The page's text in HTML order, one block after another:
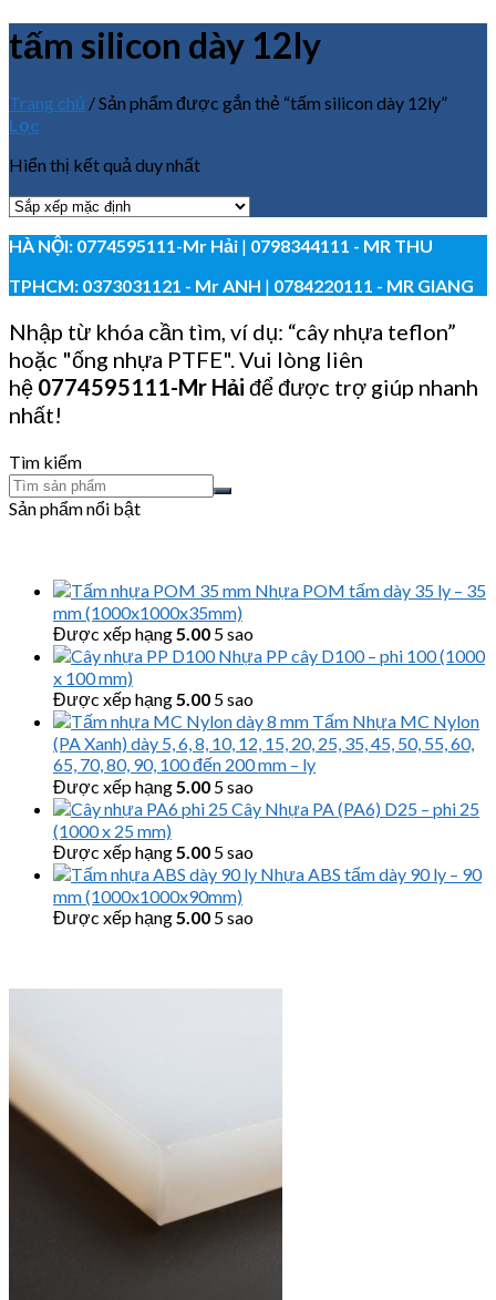
tấm silicon dày 12ly
Trang chủ /Sản phẩm được gắn thẻ “tấm silicon dày 12ly”
Lọc
Hiển thị kết quả duy nhất
HÀ NỘI: 0774595111-Mr Hải | 0798344111 - MR THU
TPHCM: 0373031121 - Mr ANH | 0784220111 - MR GIANG
Nhập từ khóa cần tìm, ví dụ: “cây nhựa teflon”
hoặc "ống nhựa PTFE". Vui lòng liên
hệ 0774595111-Mr Hải để được trợ giúp nhanh
nhất!
Tìm kiếm
Sản phẩm nổi bật
Nhựa POM tấm dày 35 ly – 35
mm (1000x1000x35mm)
Được xếp hạng5.00 5 sao
Nhựa PP cây D100 – phi 100 (1000
x 100 mm)
Được xếp hạng5.00 5 sao
Tấm Nhựa MC Nylon
(PA Xanh) dày 5, 6, 8, 10, 12, 15, 20, 25, 35, 45, 50, 55, 60,
65, 70, 80, 90, 100 đến 200 mm – ly
Được xếp hạng5.00 5 sao
Cây Nhựa PA (PA6) D25 – phi 25
(1000 x 25 mm)
Được xếp hạng5.00 5 sao
Nhựa ABS tấm dày 90 ly – 90
mm (1000x1000x90mm)
Được xếp hạng5.00 5 sao